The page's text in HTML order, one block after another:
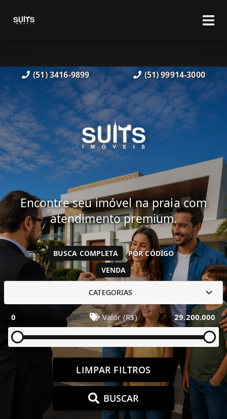
(51) 3416-9899 (51) 99914-3000
Encontre seu imóvel na praia com
atendimento premium.
VENDA
BUSCA COMPLETA POR CÓDIGO
CATEGORIAS
0 Valor (R$) 29.200.000
LIMPAR FILTROS
BUSCAR